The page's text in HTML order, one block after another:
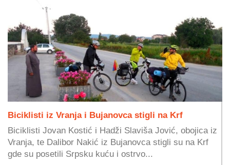
Biciklisti iz Vranja i Bujanovca stigli na Krf
Biciklisti Jovan Kostić i Hadži Slaviša Jović, obojica iz
Vranja, te Dalibor Nakić iz Bujanovca stigli su na Krf
gde su posetili Srpsku kuću i ostrvo...